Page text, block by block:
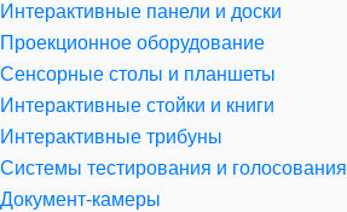
Интерактивные панели и доски
Проекционное оборудование
Сенсорные столы и планшеты
Интерактивные стойки и книги
Интерактивные трибуны
Системы тестирования и голосования
Документ-камеры